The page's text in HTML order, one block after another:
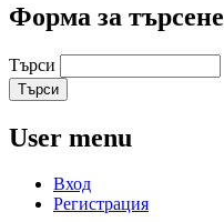
Форма за търсене
Търси
User menu
Вход
Регистрация